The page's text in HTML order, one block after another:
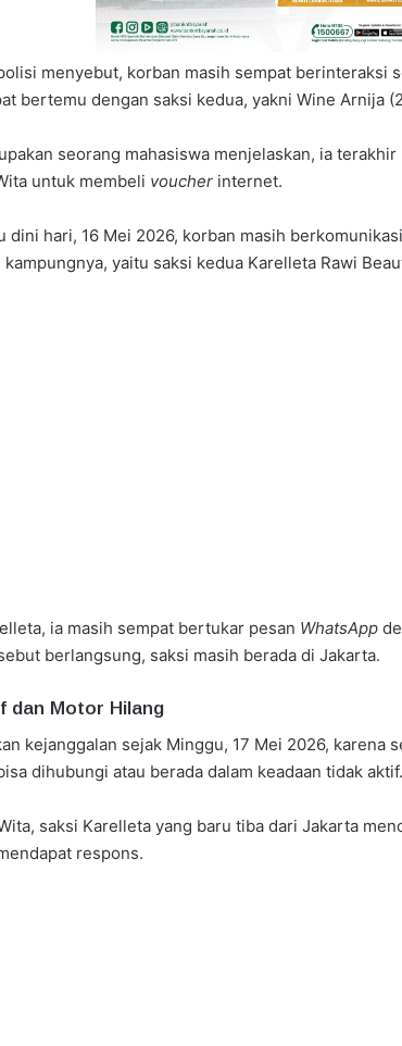
menyebut, korban masih sempat berinteraksi
bertemu dengan saksi kedua, yakni Wine Arnija
seorang mahasiswa menjelaskan, ia
untuk membeli voucher internet.
dini hari, 16 Mei 2026, korban masih
yaitu saksi kedua Karelleta Rawi
ia masih sempat bertukar pesan WhatsApp
berlangsung, saksi masih berada di Jakarta.
dan Motor Hilang
kejanggalan sejak Minggu, 17 Mei 2026, karena
dihubungi atau berada dalam keadaan tidak aktif.
saksi Karelleta yang baru tiba dari Jakarta
respons.